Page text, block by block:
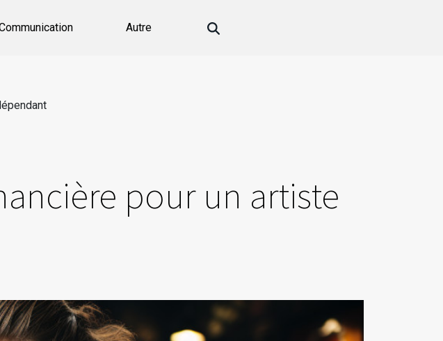
Autre
pour un artiste